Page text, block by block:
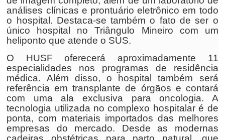
análises clínicas e prontuário eletrônico em todo
o hospital. Destaca-se também o fato de ser o
único hospital no Triângulo Mineiro com um
heliponto que atende o SUS.
O HUSF oferecerá aproximadamente 11
especialidades nos programas de residência
médica. Além disso, o hospital também será
referência em transplante de órgãos e contará
com uma ala exclusiva para oncologia. A
tecnologia utilizada no complexo hospitalar é de
ponta, com materiais importados das melhores
empresas do mercado. Desde as modernas